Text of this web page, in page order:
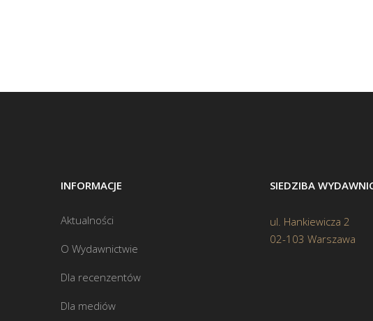
INFORMACJE
Aktualności
O Wydawnictwie
Dla recenzentów
Dla mediów
SIEDZIBA
ul. Hankiewicza 2
02-103 Warszawa